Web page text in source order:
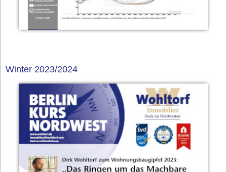
Winter 2023/2024